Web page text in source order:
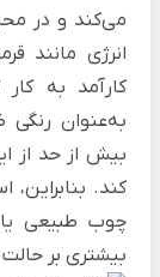
می‌کند و در
انرژی مانند
کارآمد به
به‌عنوان
بیش از حد از
کند.
چوب طبیعی یا
بیشتری بر